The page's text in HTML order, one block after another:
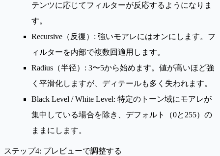
テンツに応じてフィルターが反応するようになりま
す。
Recursive（反復） : 強いモアレにはオンにします。フ
ィルターを内部で複数回適用します。
Radius（半径） : 3〜5から始めます。値が高いほど強
く平滑化しますが、ディテールも多く失われます。
Black Level / White Level: 特定のトーン域にモアレが
集中している場合を除き、デフォルト（0と255）の
ままにします。
ステップ4: プレビューで調整する